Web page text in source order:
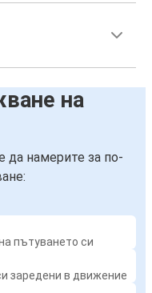
на
да намерите за по-
пътуването си
заредени в движение